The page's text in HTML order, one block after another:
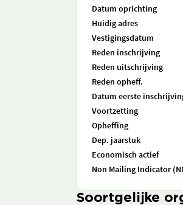
Datum oprichting
Huidig adres
Vestigingsdatum
Reden inschrijving
Reden uitschrijving
Reden opheff.
Datum eerste
Voortzetting
Opheffing
Dep. jaarstuk
Economisch actief
Non Mailing Indicator
Soortgelijke